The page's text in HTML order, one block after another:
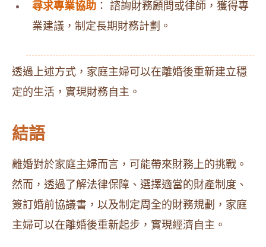
尋求專業協助 ： 諮詢財務顧問或律師，獲得專
業建議，制定長期財務計劃。
透過上述方式，家庭主婦可以在離婚後重新建立穩
定的生活，實現財務自主。
結語
離婚對於家庭主婦而言，可能帶來財務上的挑戰。
然而，透過了解法律保障、選擇適當的財產制度、
簽訂婚前協議書，以及制定周全的財務規劃，家庭
主婦可以在離婚後重新起步，實現經濟自主。